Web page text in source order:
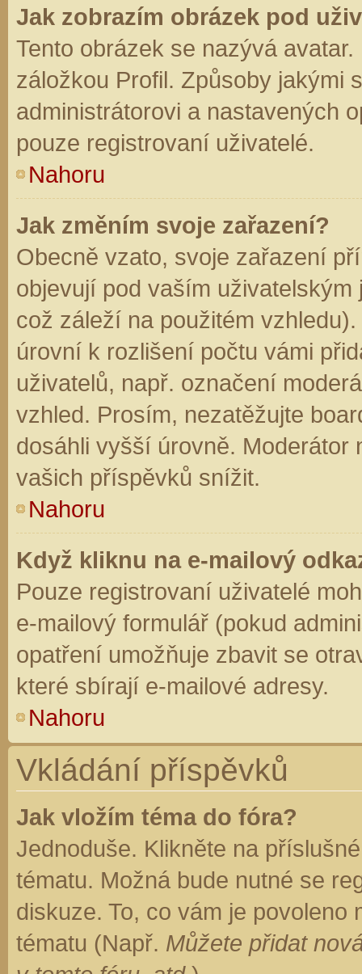
Jak zobrazím obrázek pod
Tento obrázek se nazývá
záložkou Profil. Způsoby jakými
administrátorovi a nastavených
pouze registrovaní uživatelé.
Nahoru
Jak změním svoje zařazení?
Obecně vzato, svoje zařazení
objevují pod vaším
což záleží na použitém
úrovní k rozlišení počtu vámi
uživatelů, např. označení
vzhled. Prosím, nezatěžujte
dosáhli vyšší úrovně. Moderátor
vašich příspěvků snížit.
Nahoru
Když kliknu na e-mailový
Pouze registrovaní uživatelé
e-mailový formulář (pokud
opatření umožňuje zbavit se
které sbírají e-mailové adresy.
Nahoru
Vkládání příspěvků
Jak vložím téma do fóra?
Jednoduše. Klikněte na
tématu. Možná bude nutné se
diskuze. To, co vám je
tématu (Např. Můžete přidat